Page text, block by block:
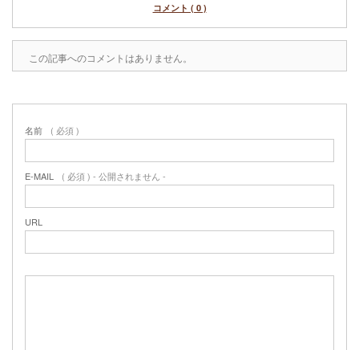
コメント ( 0 )
この記事へのコメントはありません。
名前 ( 必須 )
E-MAIL ( 必須 ) - 公開されません -
URL